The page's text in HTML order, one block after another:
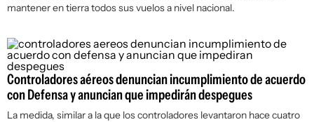
mantener en tierra todos sus vuelos a nivel nacional.
Controladores aéreos denuncian incumplimiento de acuerdo
con Defensa y anuncian que impedirán despegues
La medida, similar a la que los controladores levantaron hace cuatro